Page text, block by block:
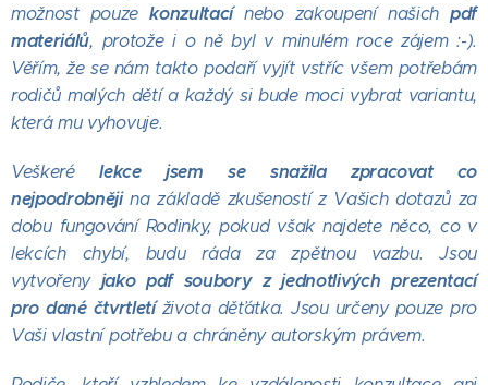
možnost pouzekonzultací nebo zakoupení našich pdf
materiálů, protože i o ně byl v minulém roce zájem :-).
Věřím, že se nám takto podaří vyjít vstříc všem potřebám
rodičů malých dětí a každý si bude moci vybrat variantu,
která mu vyhovuje.
Veškerélekce jsem se snažila zpracovat co
nejpodrobnějina základě zkušeností z Vašich dotazů za
dobu fungování Rodinky, pokud však najdete něco, co v
lekcích chybí, budu ráda za zpětnou vazbu. Jsou
vytvořenyjako pdf soubory z jednotlivých prezentací
pro dané čtvrtletí života děťátka. Jsou určeny pouze pro
Vaši vlastní potřebu a chráněny autorským právem.